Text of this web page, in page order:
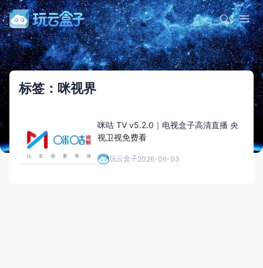
标签：咪视界
咪咕 TV v5.2.0｜电视盒子高清直播 央
视卫视免费看
玩云盒子2026-06-03